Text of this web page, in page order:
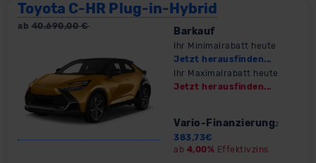
Toyota C-HR Plug-in-Hybrid
ab 40.690,00€ Barkauf
Ihr Minimalrabatt heute
Jetzt herausfinden...
Ihr Maximalrabatt heute
Jetzt herausfinden...
Vario-Finanzierung2
383,73€
ab 4,00% Effektivzins